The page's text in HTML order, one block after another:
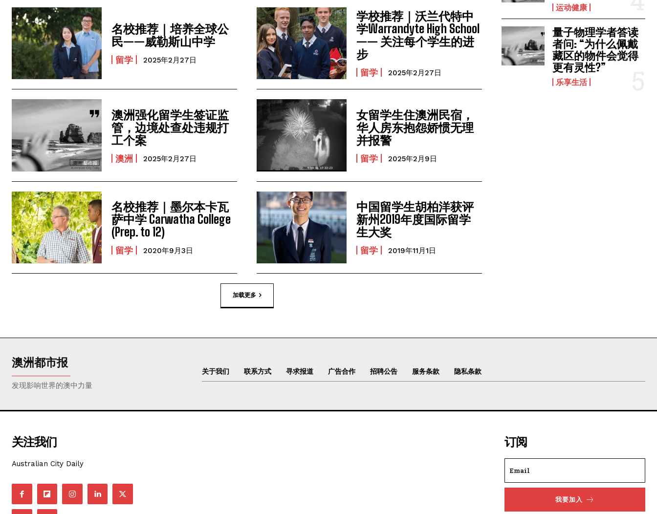
名校推荐｜培养全球公
民——威勒斯山中学
留学 2025年2月27日
学校推荐｜沃兰代特中
学Warrandyte High School
—— 关注每个学生的进
步
留学 2025年2月27日
澳洲强化留学生签证监
管，边境处查处违规打
工个案
澳洲 2025年2月27日
女留学生住澳洲民宿，
华人房东抱怨娇惯无理
并报警
留学 2025年2月9日
名校推荐｜墨尔本卡瓦
萨中学 Carwatha College
(Prep. to 12)
留学 2020年9月3日
中国留学生胡柏洋获评
新州2019年度国际留学
生大奖
留学 2019年11月1日
加载更多
运动健康
量子物理学者答读
者问: “为什么佩戴
藏区的物件会觉得
更有灵性?”
乐享生活
澳洲都市报
发现影响世界的澳中力量
关于我们 联系方式 寻求报道 广告合作 招聘公告 服务条款 隐私条款
关注我们
Australian City Daily
订阅
我要加入